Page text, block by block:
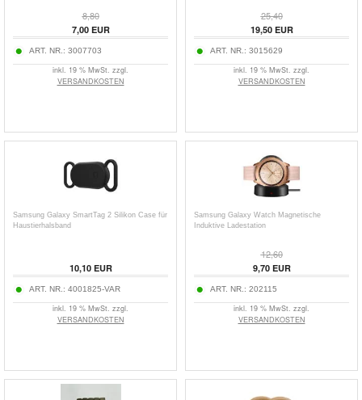
8,80
7,00EUR
ART. NR.: 3007703
inkl. 19 % MwSt. zzgl.
VERSANDKOSTEN
25,40
19,50EUR
ART. NR.: 3015629
inkl. 19 % MwSt. zzgl.
VERSANDKOSTEN
Samsung Galaxy SmartTag 2 Silikon Case für
Haustierhalsband
10,10EUR
ART. NR.: 4001825-VAR
inkl. 19 % MwSt. zzgl.
VERSANDKOSTEN
Samsung Galaxy Watch Magnetische
Induktive Ladestation
12,60
9,70EUR
ART. NR.: 202115
inkl. 19 % MwSt. zzgl.
VERSANDKOSTEN